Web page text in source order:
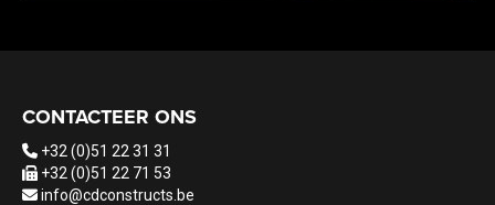
CONTACTEER ONS
+32 (0)51 22 31 31
+32 (0)51 22 71 53
info@cdconstructs.be